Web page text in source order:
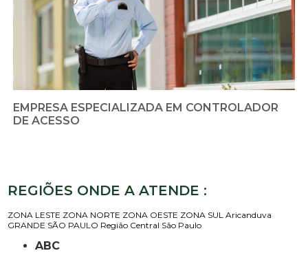
EMPRESA ESPECIALIZADA EM CONTROLADOR
DE ACESSO
REGIÕES ONDE A ATENDE :
ZONA LESTE ZONA NORTE ZONA OESTE ZONA SUL Aricanduva
GRANDE SÃO PAULO Região Central São Paulo
ABC